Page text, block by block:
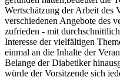
Wertschätzung der Arbeit des
verschiedenen Angebote des
zufrieden - mit
Interesse der vielfältigen
einmal an die Inhalte der
Belange der Diabetiker
würde der Vorsitzende sich